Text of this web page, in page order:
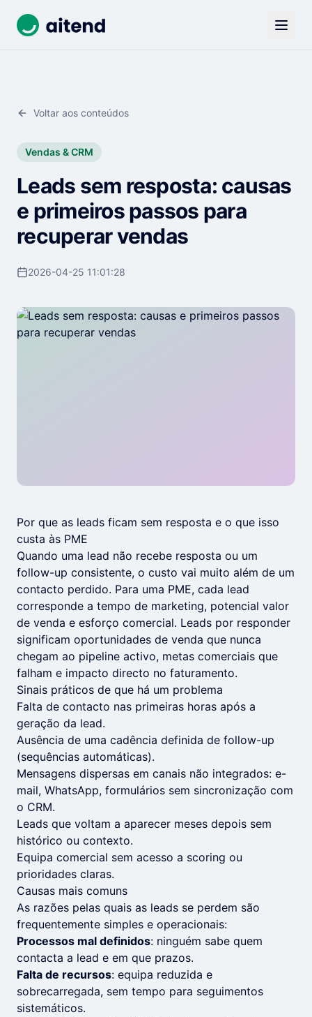
Voltar aos conteúdos
Vendas & CRM
Leads sem resposta: causas
e primeiros passos para
recuperar vendas
2026-04-25 11:01:28
Por que as leads ficam sem resposta e o que isso
custa às PME
Quando uma lead não recebe resposta ou um
follow-up consistente, o custo vai muito além de um
contacto perdido. Para uma PME, cada lead
corresponde a tempo de marketing, potencial valor
de venda e esforço comercial. Leads por responder
significam oportunidades de venda que nunca
chegam ao pipeline activo, metas comerciais que
falham e impacto directo no faturamento.
Sinais práticos de que há um problema
Falta de contacto nas primeiras horas após a
geração da lead.
Ausência de uma cadência definida de follow-up
(sequências automáticas).
Mensagens dispersas em canais não integrados: e-
mail, WhatsApp, formulários sem sincronização com
o CRM.
Leads que voltam a aparecer meses depois sem
histórico ou contexto.
Equipa comercial sem acesso a scoring ou
prioridades claras.
Causas mais comuns
As razões pelas quais as leads se perdem são
frequentemente simples e operacionais:
Processos mal definidos: ninguém sabe quem
contacta a lead e em que prazos.
Falta de recursos: equipa reduzida e
sobrecarregada, sem tempo para seguimentos
sistemáticos.